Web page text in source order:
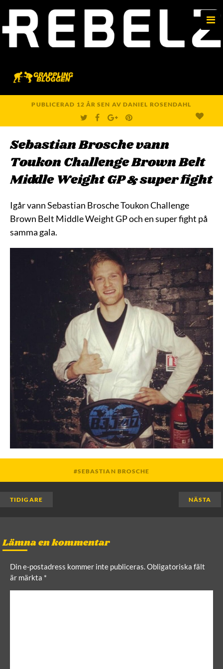
PUBLICERAD 12 ÅR SEN AV DANIEL ROSENDAHL
T
W
I
T
E
F
A
C
O
O
K
G
O
O
E
P
I
N
R
T
Sebastian Brosche vann
Toukon Challenge Brown Belt
Middle Weight GP & super fight
Igår vann Sebastian Brosche Toukon Challenge
Brown Belt Middle Weight GP och en super fight på
samma gala.
SEBASTIAN BROSCHE
TIDIGARE NÄSTA
Lämna en kommentar
Din e-postadress kommer inte publiceras.Obligatoriska fält
är märkta *